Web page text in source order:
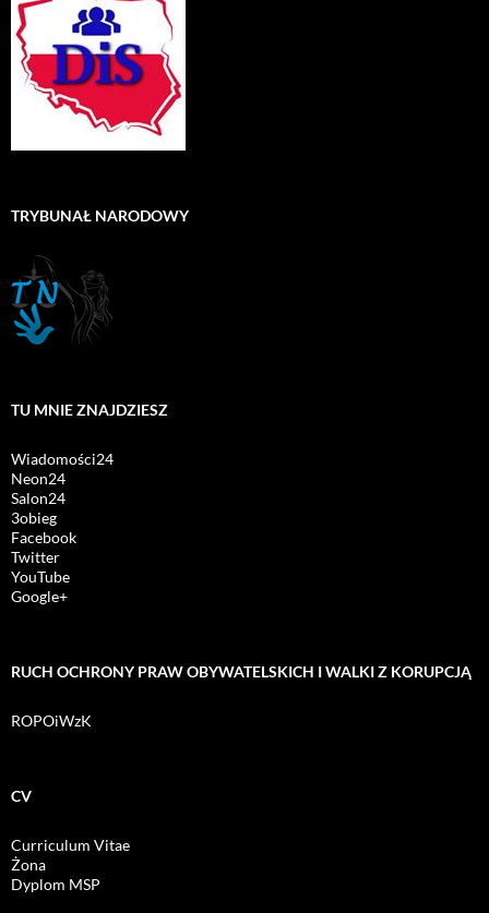
TRYBUNAŁ NARODOWY
TU MNIE ZNAJDZIESZ
Wiadomości24
Neon24
Salon24
3obieg
Facebook
Twitter
YouTube
Google+
RUCH OCHRONY PRAW OBYWATELSKICH I WALKI Z KORUPCJĄ
ROPOiWzK
CV
Curriculum Vitae
Żona
Dyplom MSP